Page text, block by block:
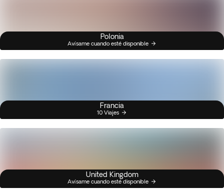
Polonia
Avísame cuando esté disponible
Francia
10 Viajes
United Kingdom
Avísame cuando esté disponible